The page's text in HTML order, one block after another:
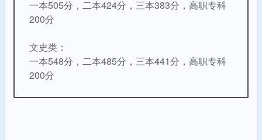
一本505分，二本424分，三本383分， 高职专科
200分
文史类：
一本548分，二本485分， 三本441分， 高职专科
200分